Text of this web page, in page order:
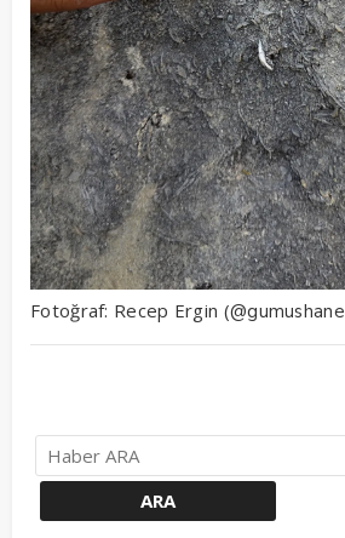
Fotoğraf: Recep Ergin (@gumushane